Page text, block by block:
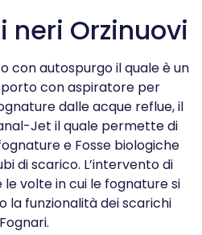
neri Orzinuovi
con autospurgo il quale è un
con aspiratore per
dalle acque reflue, il
Jet il quale permette di
e Fosse biologiche
di scarico. L’intervento di
le volte in cui le fognature si
la funzionalità dei scarichi
Fognari.